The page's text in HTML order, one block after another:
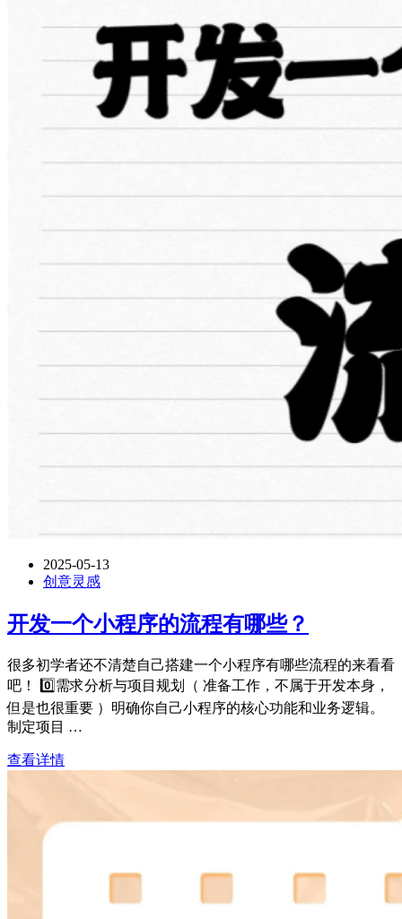
2025-05-13
创意灵感
开发一个小程序的流程有哪些？
很多初学者还不清楚自己搭建一个小程序有哪些流程的来看看
吧！ 0️⃣需求分析与项目规划（ 准备工作，不属于开发本身，
但是也很重要 ）明确你自己小程序的核心功能和业务逻辑。
制定项目 …
查看详情